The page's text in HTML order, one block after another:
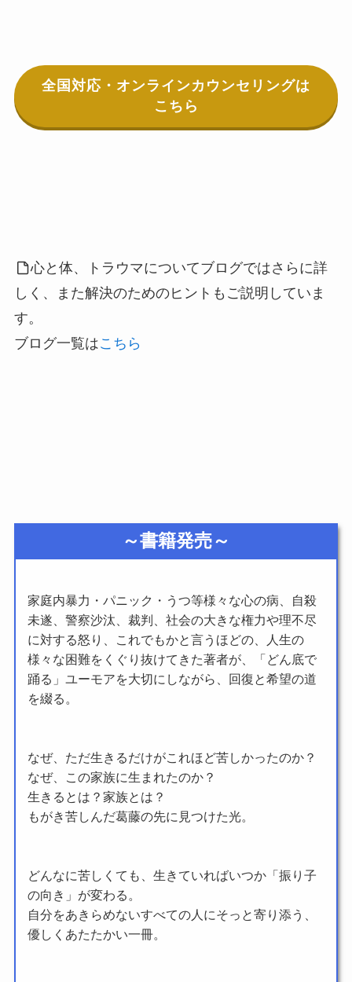
全国対応・オンラインカウンセリングは
こちら
心と体、トラウマについてブログではさらに詳
しく、また解決のためのヒントもご説明していま
す。
ブログ一覧はこちら
～書籍発売～
家庭内暴力・パニック・うつ等様々な心の病、自殺
未遂、警察沙汰、裁判、社会の大きな権力や理不尽
に対する怒り、これでもかと言うほどの、人生の
様々な困難をくぐり抜けてきた著者が、「どん底で
踊る」ユーモアを大切にしながら、回復と希望の道
を綴る。
なぜ、ただ生きるだけがこれほど苦しかったのか？
なぜ、この家族に生まれたのか？
生きるとは？家族とは？
もがき苦しんだ葛藤の先に見つけた光。
どんなに苦しくても、生きていればいつか「振り子
の向き」が変わる。
自分をあきらめないすべての人にそっと寄り添う、
優しくあたたかい一冊。